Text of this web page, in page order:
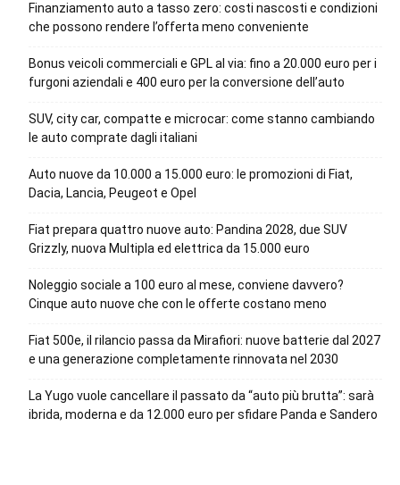
Finanziamento auto a tasso zero: costi nascosti e condizioni
che possono rendere l’offerta meno conveniente
Bonus veicoli commerciali e GPL al via: fino a 20.000 euro per i
furgoni aziendali e 400 euro per la conversione dell’auto
SUV, city car, compatte e microcar: come stanno cambiando
le auto comprate dagli italiani
Auto nuove da 10.000 a 15.000 euro: le promozioni di Fiat,
Dacia, Lancia, Peugeot e Opel
Fiat prepara quattro nuove auto: Pandina 2028, due SUV
Grizzly, nuova Multipla ed elettrica da 15.000 euro
Noleggio sociale a 100 euro al mese, conviene davvero?
Cinque auto nuove che con le offerte costano meno
Fiat 500e, il rilancio passa da Mirafiori: nuove batterie dal 2027
e una generazione completamente rinnovata nel 2030
La Yugo vuole cancellare il passato da “auto più brutta”: sarà
ibrida, moderna e da 12.000 euro per sfidare Panda e Sandero